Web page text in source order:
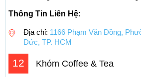
Thông Tin Liên Hệ:
Địa chỉ: 1166 Phạm Văn Đồng,
Đức, TP. HCM
12 Khóm Coffee & Tea